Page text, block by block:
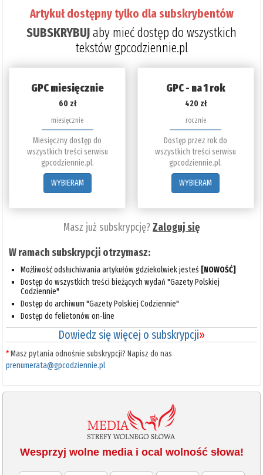
Artykuł dostępny tylko dla subskrybentów
SUBSKRYBUJaby mieć dostęp do wszystkich
tekstów gpcodziennie.pl
GPC miesięcznie
60 zł
miesięcznie
Miesięczny dostęp do
wszystkich treści serwisu
gpcodziennie.pl.
WYBIERAM
GPC - na 1 rok
420 zł
rocznie
Dostęp przez rok do
wszystkich treści serwisu
gpcodziennie.pl.
WYBIERAM
Masz już subskrypcję?Zaloguj się
W ramach subskrypcji otrzymasz:
Możliwość odsłuchiwania artykułów gdziekolwiek jesteś [NOWOŚĆ]
Dostęp do wszystkich treści bieżących wydań "Gazety Polskiej
Codziennie"
Dostęp do archiwum "Gazety Polskiej Codziennie"
Dostęp do felietonów on-line
Dowiedz się więcej o subskrypcji»
*Masz pytania odnośnie subskrypcji? Napisz do nas
prenumerata@gpcodziennie.pl
Wesprzyj wolne media i ocal wolność słowa!